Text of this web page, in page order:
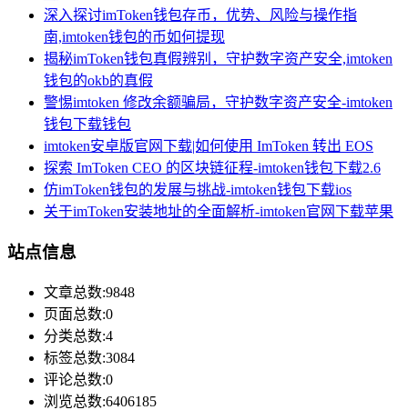
深入探讨imToken钱包存币，优势、风险与操作指
南,imtoken钱包的币如何提现
揭秘imToken钱包真假辨别，守护数字资产安全,imtoken
钱包的okb的真假
警惕imtoken 修改余额骗局，守护数字资产安全-imtoken
钱包下载钱包
imtoken安卓版官网下载|如何使用 ImToken 转出 EOS
探索 ImToken CEO 的区块链征程-imtoken钱包下载2.6
仿imToken钱包的发展与挑战-imtoken钱包下载ios
关于imToken安装地址的全面解析-imtoken官网下载苹果
站点信息
文章总数:9848
页面总数:0
分类总数:4
标签总数:3084
评论总数:0
浏览总数:6406185